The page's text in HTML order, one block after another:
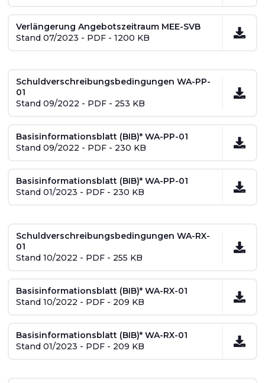
Verlängerung Angebotszeitraum MEE-SVB
Stand 07/2023 - PDF - 1200 KB
Schuldverschreibungsbedingungen WA-PP-
01
Stand 09/2022 - PDF - 253 KB
Basisinformationsblatt (BIB)* WA-PP-01
Stand 09/2022 - PDF - 230 KB
Basisinformationsblatt (BIB)* WA-PP-01
Stand 01/2023 - PDF - 230 KB
Schuldverschreibungsbedingungen WA-RX-
01
Stand 10/2022 - PDF - 255 KB
Basisinformationsblatt (BIB)* WA-RX-01
Stand 10/2022 - PDF - 209 KB
Basisinformationsblatt (BIB)* WA-RX-01
Stand 01/2023 - PDF - 209 KB